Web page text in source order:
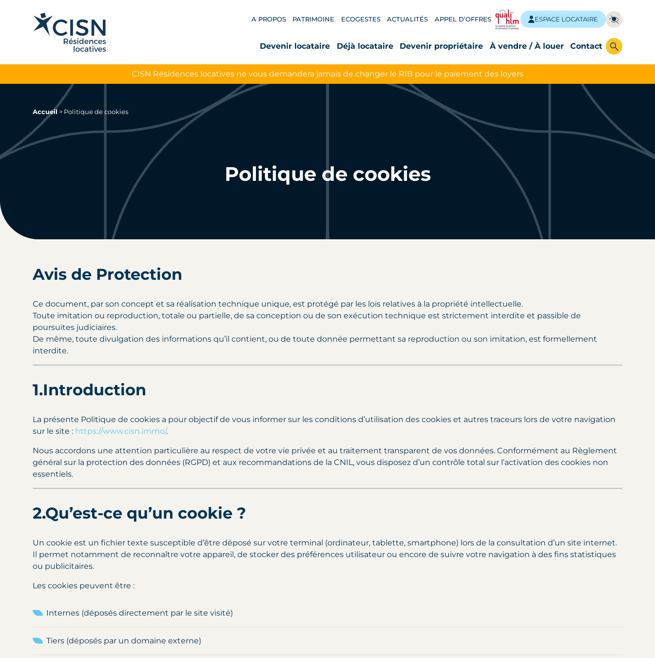
A PROPOS PATRIMOINE ECOGESTES ACTUALITÉS APPEL D’OFFRES ESPACE LOCATAIRE
Devenir locataire Déjà locataire Devenir propriétaire À vendre / À louer Contact
CISN Résidences locatives ne vous demandera jamais de changer le RIB pour le paiement des loyers
Accueil > Politique de cookies
Politique de cookies
Avis de Protection
Ce document, par son concept et sa réalisation technique unique, est protégé par les lois relatives à la propriété intellectuelle.
Toute imitation ou reproduction, totale ou partielle, de sa conception ou de son exécution technique est strictement interdite et passible de
poursuites judiciaires.
De même, toute divulgation des informations qu’il contient, ou de toute donnée permettant sa reproduction ou son imitation, est formellement
interdite.
1.Introduction
La présente Politique de cookies a pour objectif de vous informer sur les conditions d’utilisation des cookies et autres traceurs lors de votre navigation
sur le site : https://www.cisn.immo/.
Nous accordons une attention particulière au respect de votre vie privée et au traitement transparent de vos données. Conformément au Règlement
général sur la protection des données (RGPD) et aux recommandations de la CNIL, vous disposez d’un contrôle total sur l’activation des cookies non
essentiels.
2.Qu’est-ce qu’un cookie ?
Un cookie est un fichier texte susceptible d’être déposé sur votre terminal (ordinateur, tablette, smartphone) lors de la consultation d’un site internet.
Il permet notamment de reconnaître votre appareil, de stocker des préférences utilisateur ou encore de suivre votre navigation à des fins statistiques
ou publicitaires.
Les cookies peuvent être :
Internes (déposés directement par le site visité)
Tiers (déposés par un domaine externe)